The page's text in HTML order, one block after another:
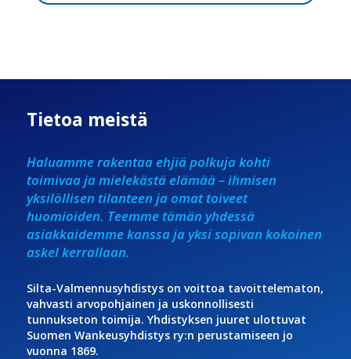
Tietoa meistä
Haluamme rakentaa ehjiä polkuja kohti
toimivaa ja mielekästä elämää – ihmisen
yksilöllisen tilanteen ja omat toiveet
huomioiden. Teemme tämän yhdessä
asiakkaidemme kanssa ja yksi sopivan kokoinen
askel kerrallaan.
Silta-Valmennusyhdistys on voittoa tavoittelematon,
vahvasti arvopohjainen ja uskonnollisesti
tunnukseton toimija. Yhdistyksen juuret ulottuvat
Suomen Wankeusyhdistys ry:n perustamiseen jo
vuonna 1869.